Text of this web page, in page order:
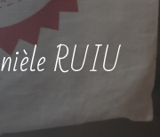
RUIU